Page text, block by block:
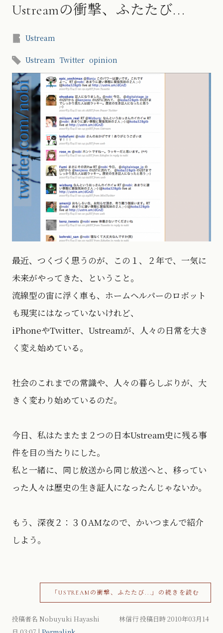
Ustreamの衝撃、ふたたび...
Ustream
Ustream Twitter opinion
最近、つくづく思うのが、この１、２年で、一気に
未来がやってきた、ということ。
流線型の宙に浮く車も、ホームヘルパーのロボット
も現実にはなっていないけれど、
iPhoneやTwitter、Ustreamが、人々の日常を大き
く変え始めている。
社会のこれまでの常識や、人々の暮らしぶりが、大
きく変わり始めているのだ。
今日、私はたまたま２つの日本Ustream史に残る事
件を目の当たりにした。
私と一緒に、同じ放送から同じ放送へと、移ってい
った人々は歴史の生き証人になったんじゃないか。
もう、深夜２：３０AMなので、かいつまんで紹介
しよう。
「USTREAMの衝撃、ふたたび...」の続きを読む
投稿者名 Nobuyuki Hayashi 林信行 投稿日時 2010年03月14